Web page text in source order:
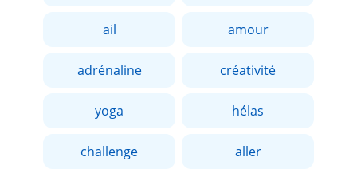
ail amour
adrénaline créativité
yoga hélas
challenge aller